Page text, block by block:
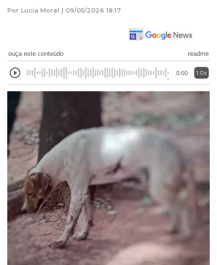
Por Lucia Morel | 09/05/2026 18:17
ouça este conteúdo readme
0:00 1.0x